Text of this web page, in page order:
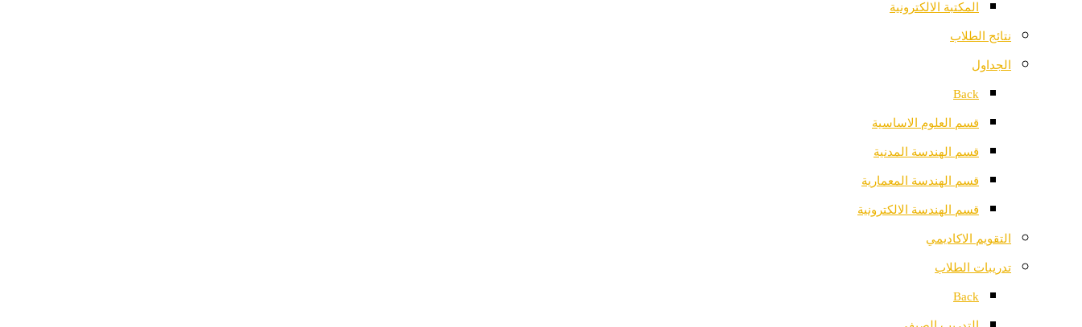
المكتبة الالكترونية
نتائج الطلاب
الجداول
Back
قسم العلوم الاساسية
قسم الهندسة المدنية
قسم الهندسة المعمارية
قسم الهندسة الالكترونية
التقويم الاكاديمي
تدريبات الطلاب
Back